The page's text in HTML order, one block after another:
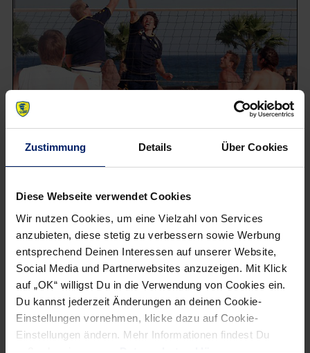
Zustimmung Details Über Cookies
Diese Webseite verwendet Cookies
Wir nutzen Cookies, um eine Vielzahl von Services
anzubieten, diese stetig zu verbessern sowie Werbung
entsprechend Deinen Interessen auf unserer Website,
Social Media und Partnerwebsites anzuzeigen. Mit Klick
auf „OK“ willigst Du in die Verwendung von Cookies ein.
Du kannst jederzeit Änderungen an deinen Cookie-
Einstellungen vornehmen, klicke dazu auf Cookie-
Einstellungen ändern. Mehr Informationen findest Du
NEWSLETTER